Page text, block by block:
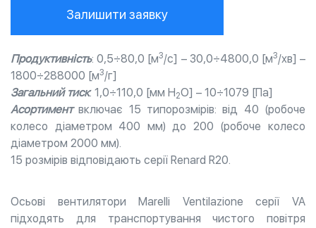
Залишити заявку
Продуктивність: 0,5÷80,0 [м3/с] – 30,0÷4800,0 [м3/хв] –
1800÷288000 [м3/г]
Загальний тиск: 1,0÷110,0 [мм Н2О] – 10÷1079 [Па]
Асортиментвключає 15 типорозмірів: від 40 (робоче
колесо діаметром 400 мм) до 200 (робоче колесо
діаметром 2000 мм).
15 розмірів відповідають серії Renard R20.
Осьові вентилятори Marelli Ventilazione серії VA
підходять для транспортування чистого повітря